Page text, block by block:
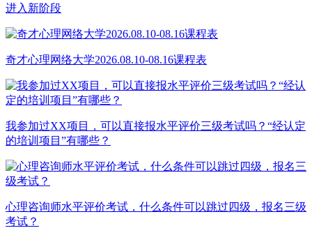
进入新阶段
奇才心理网络大学2026.08.10-08.16课程表
我参加过XX项目，可以直接报水平评价三级考试吗？“经认定
的培训项目”有哪些？
心理咨询师水平评价考试，什么条件可以跳过四级，报名三级
考试？